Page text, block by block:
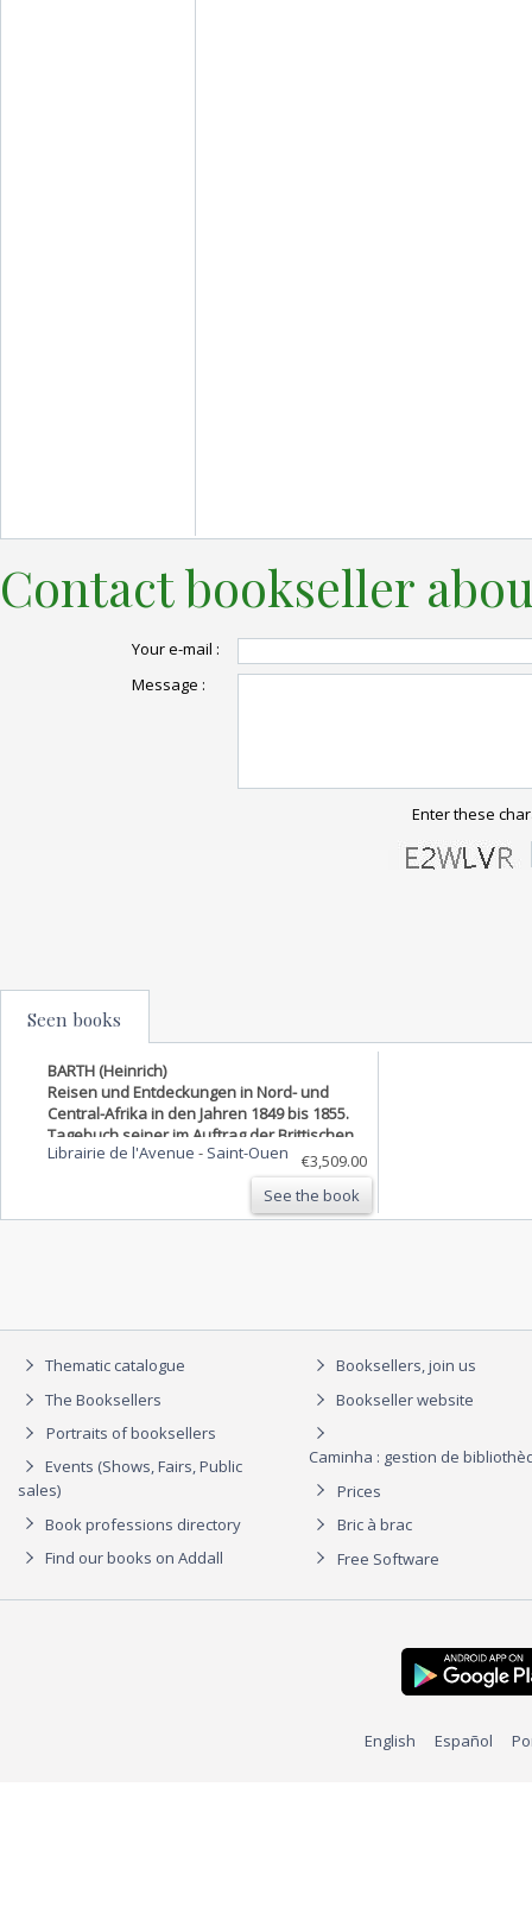
Contact bookseller
Your e-mail :
Message :
Enter these
Seen books
BARTH (Heinrich)
Reisen und Entdeckungen in Nord- und
Central-Afrika in den Jahren 1849 bis 1855.
Tagebuch seiner im Auftrag der Brittischen
Regierung unternommenen Reise.
Librairie de l'Avenue - Saint-Ouen
€3,509.00
See the book
Thematic catalogue
The Booksellers
Portraits of booksellers
Events (Shows, Fairs, Public
sales)
Book professions directory
Find our books on Addall
Booksellers, join us
Bookseller website
Caminha : gestion de
Prices
Bric à brac
Free Software
English Español